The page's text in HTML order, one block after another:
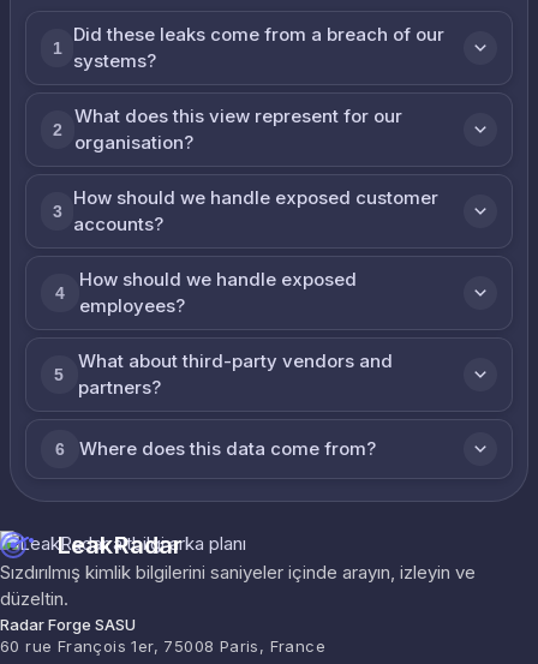
1
Did these leaks come from a breach of our
systems?
2
What does this view represent for our
organisation?
3
How should we handle exposed customer
accounts?
4
How should we handle exposed
employees?
5
What about third-party vendors and
partners?
6 Where does this data come from?
LeakRadar
Sızdırılmış kimlik bilgilerini saniyeler içinde arayın, izleyin ve
düzeltin.
Radar Forge SASU
60 rue François 1er, 75008 Paris, France